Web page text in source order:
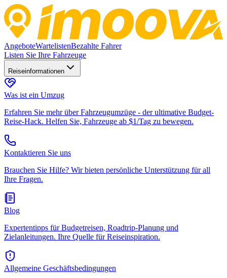
AngeboteWartelistenBezahlte Fahrer
Listen Sie Ihre Fahrzeuge
Reiseinformationen
Was ist ein Umzug
Erfahren Sie mehr über Fahrzeugumzüge - der ultimative Budget-
Reise-Hack. Helfen Sie, Fahrzeuge ab $1/Tag zu bewegen.
Kontaktieren Sie uns
Brauchen Sie Hilfe? Wir bieten persönliche Unterstützung für all
Ihre Fragen.
Blog
Expertentipps für Budgetreisen, Roadtrip-Planung und
Zielanleitungen. Ihre Quelle für Reiseinspiration.
Allgemeine Geschäftsbedingungen